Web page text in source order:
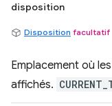
disposition
Disposition facultatif
Emplacement où
affichés.